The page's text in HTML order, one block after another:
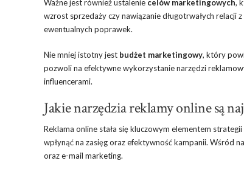
Ważne jest również ustalenie celów marketingowych,
wzrost sprzedaży czy nawiązanie długotrwałych
ewentualnych poprawek.
Nie mniej istotny jest budżet marketingowy, który
pozwoli na efektywne wykorzystanie narzędzi
influencerami.
Jakie narzędzia reklamy online są
Reklama online stała się kluczowym elementem
wpłynąć na zasięg oraz efektywność kampanii. Wśród
oraz e-mail marketing.